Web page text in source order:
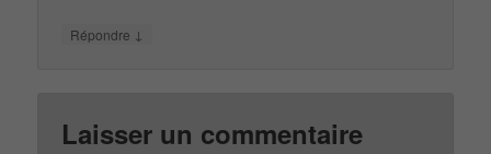
Répondre ↓
Laisser un commentaire